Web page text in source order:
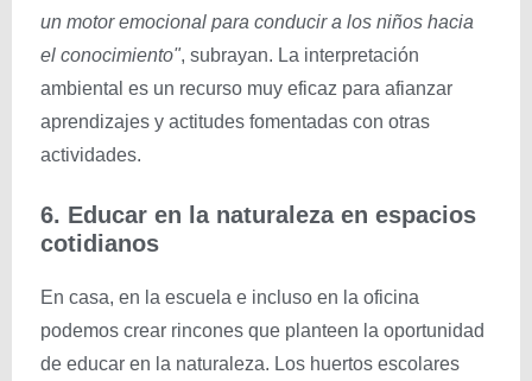
un motor emocional para conducir a los niños hacia
el conocimiento", subrayan. La interpretación
ambiental es un recurso muy eficaz para afianzar
aprendizajes y actitudes fomentadas con otras
actividades.
6. Educar en la naturaleza en espacios
cotidianos
En casa, en la escuela e incluso en la oficina
podemos crear rincones que planteen la oportunidad
de educar en la naturaleza. Los huertos escolares